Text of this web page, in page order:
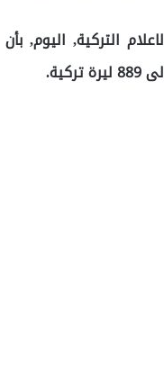
التركية, اليوم,